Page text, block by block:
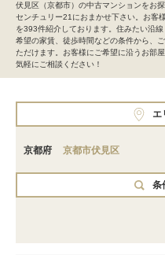
伏見区（京都市）の中古マンションをお
センチュリー21におまかせ下さい。お客
を393件紹介しております。住みたい沿
希望の家賃、徒歩時間などの条件から、
ただけます。お客様にご希望に沿うお部
気軽にご相談ください！
エ
京都府 京都市伏見区
条